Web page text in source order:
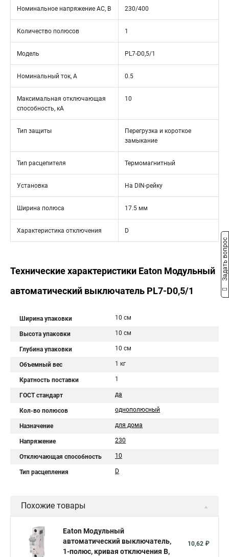
Номинальное напряжение АС, В 230/400
Количество полюсов 1
Модель PL7-D0,5/1
Номинальный ток, А 0.5
Максимальная отключающая
способность, кА
10
Тип защиты
Перегрузка и короткое
замыкание
Тип расцепителя Термомагнитный
Установка На DIN-рейку
Ширина полюса 17.5 мм
Характеристика отключения D
Технические характеристики Eaton Модульный
автоматический выключатель PL7-D0,5/1
Ширина упаковки 10 см
Высота упаковки 10 см
Глубина упаковки 10 см
Объемный вес 1 кг
Кратность поставки 1
ГОСТ стандарт да
Кол-во полюсов однополюсный
Назначение для дома
Напряжение 230
Отключающая способность 10
Тип расцепления D
Похожие товары
Eaton Модульный
автоматический выключатель,
1-полюс, кривая отключения B,
10,62 ₽
Задать вопрос